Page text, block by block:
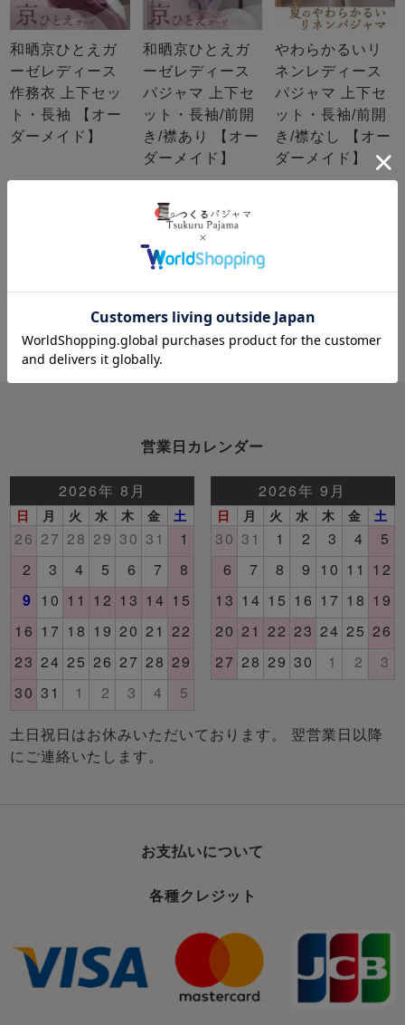
和晒京ひとえガ
ーゼレディース
作務衣 上下セッ
ト・長袖 【オー
ダーメイド】
和晒京ひとえガ
ーゼレディース
パジャマ 上下セ
ット・長袖/前開
き/襟あり 【オー
ダーメイド】
やわらかるいリ
ネンレディース
パジャマ 上下セ
ット・長袖/前開
き/襟なし 【オー
ダーメイド】
もっと見る
営業日カレンダー
土日祝日はお休みいただいております。 翌営業日以降
にご連絡いたします。
お支払いについて
各種クレジット